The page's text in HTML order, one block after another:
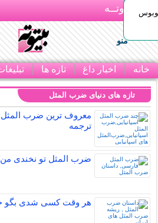
بـیتوتــه
منو
خانه اخبار داغ تازه ها
تازه های دنیای ضرب المثل
معروف ترین ضرب المثل
ترجمه
ضرب المثل تو نخندی من
هر وقت کسی شدی بگو